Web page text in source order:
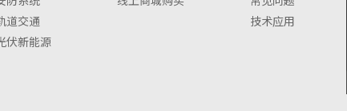
道交通
伏新能源
技术应用